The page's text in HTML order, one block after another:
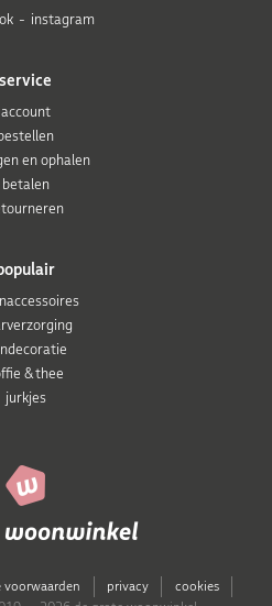
& thee
jurkjes
service
account
en ophalen
betalen
instagram
voorwaarden privacy
cookies